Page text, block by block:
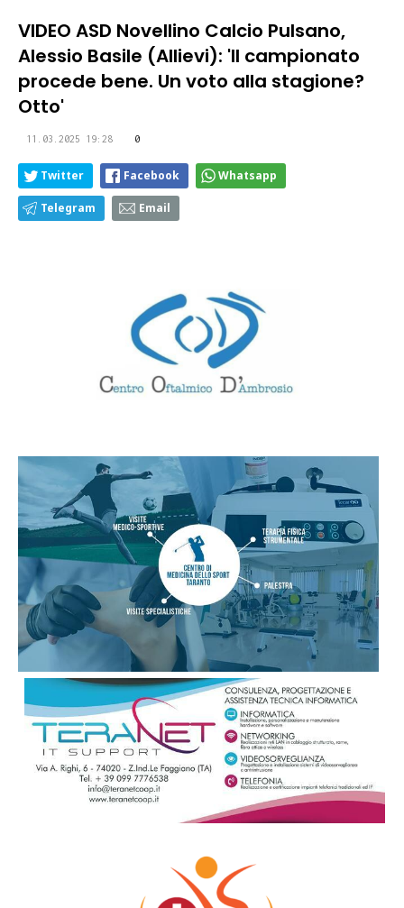
VIDEO ASD Novellino Calcio Pulsano,
Alessio Basile (Allievi): 'Il campionato
procede bene. Un voto alla stagione?
Otto'
11.03.2025 19:28 0
Twitter Facebook Whatsapp
Telegram Email